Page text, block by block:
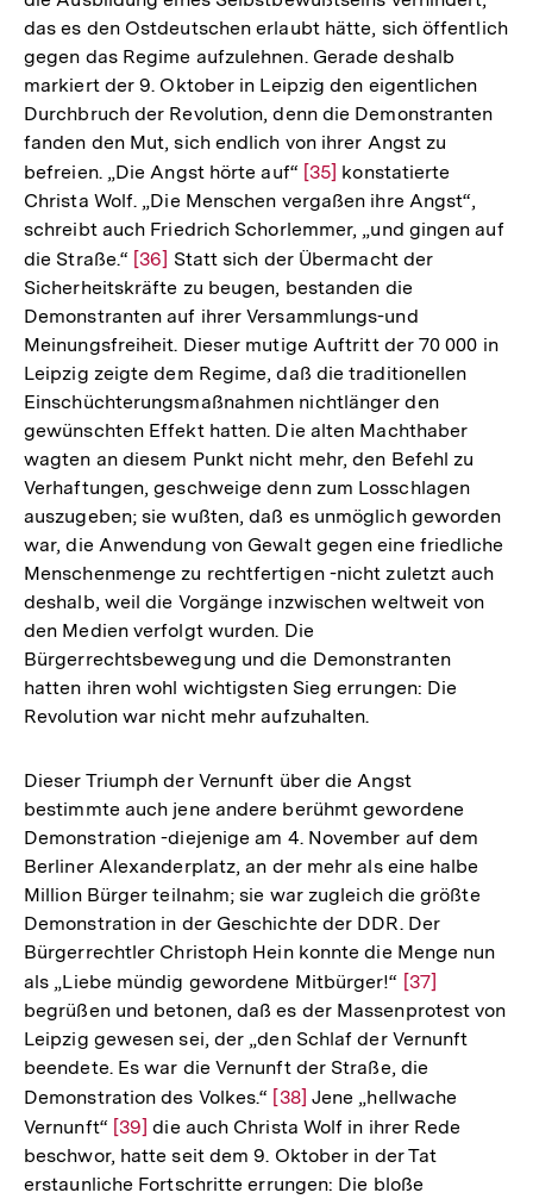
Fußnote
das es den Ostdeutschen erlaubt hätte, sich öffentlich
gegen das Regime aufzulehnen. Gerade deshalb
markiert der 9. Oktober in Leipzig den eigentlichen
Durchbruch der Revolution, denn die Demonstranten
fanden den Mut, sich endlich von ihrer Angst zu
befreien. „Die Angst hörte auf“ Zur
Auflösung
der
Fußnote
[35] konstatierte
Christa Wolf. „Die Menschen vergaßen ihre Angst“,
schreibt auch Friedrich Schorlemmer, „und gingen auf
die Straße.“ Zur
Auflösung
der
Fußnote
[36] Statt sich der Übermacht der
Sicherheitskräfte zu beugen, bestanden die
Demonstranten auf ihrer Versammlungs-und
Meinungsfreiheit. Dieser mutige Auftritt der 70 000 in
Leipzig zeigte dem Regime, daß die traditionellen
Einschüchterungsmaßnahmen nichtlänger den
gewünschten Effekt hatten. Die alten Machthaber
wagten an diesem Punkt nicht mehr, den Befehl zu
Verhaftungen, geschweige denn zum Losschlagen
auszugeben; sie wußten, daß es unmöglich geworden
war, die Anwendung von Gewalt gegen eine friedliche
Menschenmenge zu rechtfertigen -nicht zuletzt auch
deshalb, weil die Vorgänge inzwischen weltweit von
den Medien verfolgt wurden. Die
Bürgerrechtsbewegung und die Demonstranten
hatten ihren wohl wichtigsten Sieg errungen: Die
Revolution war nicht mehr aufzuhalten.
Dieser Triumph der Vernunft über die Angst
bestimmte auch jene andere berühmt gewordene
Demonstration -diejenige am 4. November auf dem
Berliner Alexanderplatz, an der mehr als eine halbe
Million Bürger teilnahm; sie war zugleich die größte
Demonstration in der Geschichte der DDR. Der
Bürgerrechtler Christoph Hein konnte die Menge nun
als „Liebe mündig gewordene Mitbürger!“ Zur
Auflösung
der
Fußnote
[37]
begrüßen und betonen, daß es der Massenprotest von
Leipzig gewesen sei, der „den Schlaf der Vernunft
beendete. Es war die Vernunft der Straße, die
Demonstration des Volkes.“ Zur
Auflösung
der
Fußnote
[38] Jene „hellwache
Vernunft“ Zur
Auflösung
der
[39] die auch Christa Wolf in ihrer Rede
beschwor, hatte seit dem 9. Oktober in der Tat
erstaunliche Fortschritte errungen: Die bloße